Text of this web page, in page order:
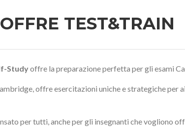
TEST&TRAIN
Studyoffre la preparazione perfetta per gli esami
offre esercitazioni uniche e strategiche
per tutti, anche per gli insegnanti che vogliono